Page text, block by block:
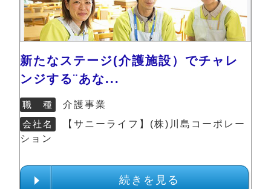
新たなステージ(介護施設）でチャレ
ンジする¨あな...
職 種
介護事業
会社名
【サニーライフ】(株)川島コーポレー
ション
続きを見る